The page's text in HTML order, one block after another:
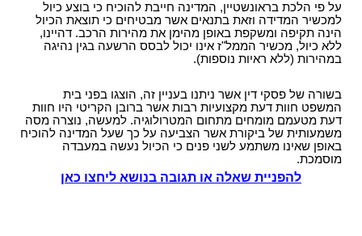
על פי הלכת בראונשטיין, המדינה חייבת להוכיח כי בוצע כיול
למכשיר המדידה וזאת בתנאים אשר מבטיחים כי תוצאת הכיול
הינה תקיפה ומשקפת באופן מהימן את מהירות הרכב. דהיינו,
ללא כיול, מכשיר הממל"ז אינו יכול לבסס הרשעה בגין נהיגה
במהירות (ללא ראיות נוספות).
בשורה של פסקי דין אשר ניתנו בעניין זה, הוצגו בפני בית
המשפט חוות דעת מקצועיות רבות אשר ברובן הקריטי היו חוות
דעת מטעמם מומחים מתחום המטרולוגיה. למעשה, נוצרה מסה
משמעותית של ביקורת אשר הצביעה על כך שעל המדינה להוכיח
באופן שאינו משתמע לשני פנים כי הכיול נעשה במעבדה
מוסמכת.
להפניית שאלה או תגובה בנושא ליחצו כאן